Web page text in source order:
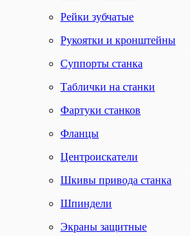
Рейки зубчатые
Рукоятки и кронштейны
Суппорты станка
Таблички на станки
Фартуки станков
Фланцы
Центроискатели
Шкивы привода станка
Шпиндели
Экраны защитные